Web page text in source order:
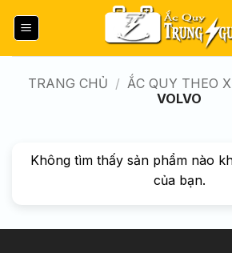
qua
TRANG CHỦ / ẮC QUY THEO
VOLVO
Không tìm thấy sản phẩm nào
của bạn.